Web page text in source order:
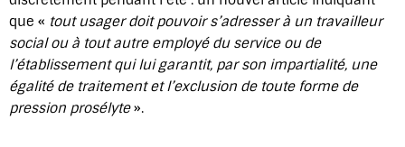
que « tout usager doit pouvoir s’adresser à un travailleur
social ou à tout autre employé du service ou de
l’établissement qui lui garantit, par son impartialité, une
égalité de traitement et l’exclusion de toute forme de
pression prosélyte».